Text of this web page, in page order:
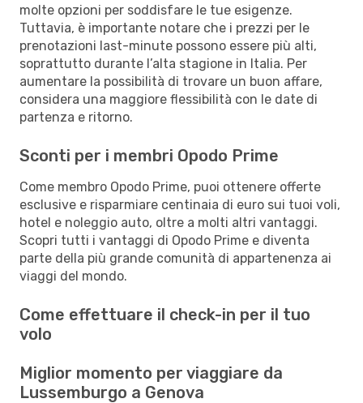
molte opzioni per soddisfare le tue esigenze.
Tuttavia, è importante notare che i prezzi per le
prenotazioni last-minute possono essere più alti,
soprattutto durante l’alta stagione in Italia. Per
aumentare la possibilità di trovare un buon affare,
considera una maggiore flessibilità con le date di
partenza e ritorno.
Sconti per i membri Opodo Prime
Come membro Opodo Prime, puoi ottenere offerte
esclusive e risparmiare centinaia di euro sui tuoi voli,
hotel e noleggio auto, oltre a molti altri vantaggi.
Scopri tutti i vantaggi di Opodo Prime e diventa
parte della più grande comunità di appartenenza ai
viaggi del mondo.
Come effettuare il check-in per il tuo
volo
Miglior momento per viaggiare da
Lussemburgo a Genova